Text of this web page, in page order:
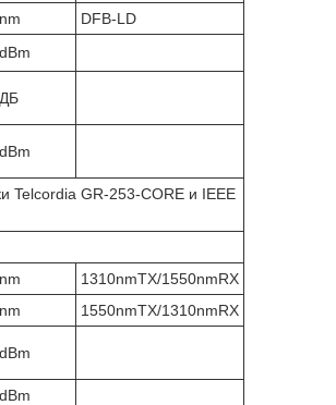
nm
DFB-LD
dBm
ДБ
dBm
Telcordia GR-253-CORE и IEEE
nm
1310nmTX/1550nmRX
nm 1550nmTX/1310nmRX
dBm
dBm